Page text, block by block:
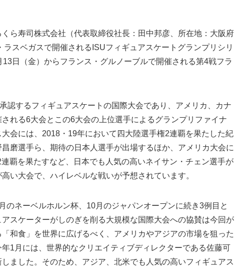
ら寿司株式会社（代表取締役社長：田中邦彦、所在地：大阪府
スベガスで開催されるISUフィギュアスケートグランプリシリ
日（金）からフランス・グルノーブルで開催される第4戦フラ
するフィギュアスケートの国際大会であり、アメリカ、カナ
れる6大会とこの6大会の上位選手によるグランプリファイナ
会には、2018・19年において四大陸選手権2連覇を果たした紀
磨選手ら、期待の日本人選手が出場するほか、アメリカ大会に
覇を果たすなど、日本でも人気の高いネイサン・チェン選手が
い大会で、ハイレベルな戦いが予想されています。
ネーベルホルン杯、10月のジャパンオープンに続き3例目と
スケーターがしのぎを削る大規模な国際大会への協賛は今回が
和食」を世界に広げるべく、アメリカやアジアの市場を狙った
1月には、世界的なクリエイティブディレクターである佐藤可
ました。そのため、アジア、北米でも人気の高いフィギュアス